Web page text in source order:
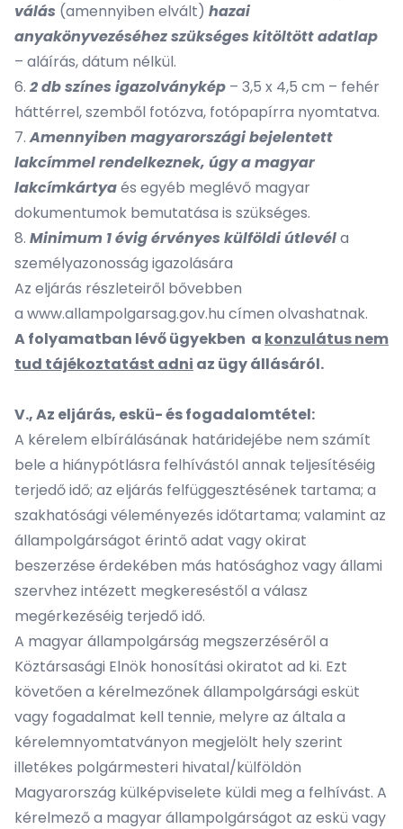
válás (amennyiben elvált) hazai
anyakönyvezéséhez szükséges kitöltött adatlap
– aláírás, dátum nélkül.
6. 2 db színes igazolványkép – 3,5 x 4,5 cm – fehér
háttérrel, szemből fotózva, fotópapírra nyomtatva.
7.Amennyiben magyarországi bejelentett
lakcímmel rendelkeznek, úgy a magyar
lakcímkártyaés egyéb meglévő magyar
dokumentumok bemutatása is szükséges.
8. Minimum 1 évig érvényes külföldi útlevéla
személyazonosság igazolására
Az eljárás részleteiről bővebben
a www.allampolgarsag.gov.hu címen olvashatnak.
A folyamatban lévő ügyekben a konzulátus nem
tud tájékoztatást adni az ügy állásáról.
V., Az eljárás, eskü- és fogadalomtétel:
A kérelem elbírálásának határidejébe nem számít
bele a hiánypótlásra felhívástól annak teljesítéséig
terjedő idő; az eljárás felfüggesztésének tartama; a
szakhatósági véleményezés időtartama; valamint az
állampolgárságot érintő adat vagy okirat
beszerzése érdekében más hatósághoz vagy állami
szervhez intézett megkereséstől a válasz
megérkezéséig terjedő idő.
A magyar állampolgárság megszerzéséről a
Köztársasági Elnök honosítási okiratot ad ki. Ezt
követően a kérelmezőnek állampolgársági esküt
vagy fogadalmat kell tennie, melyre az általa a
kérelemnyomtatványon megjelölt hely szerint
illetékes polgármesteri hivatal/külföldön
Magyarország külképviselete küldi meg a felhívást. A
kérelmező a magyar állampolgárságot az eskü vagy